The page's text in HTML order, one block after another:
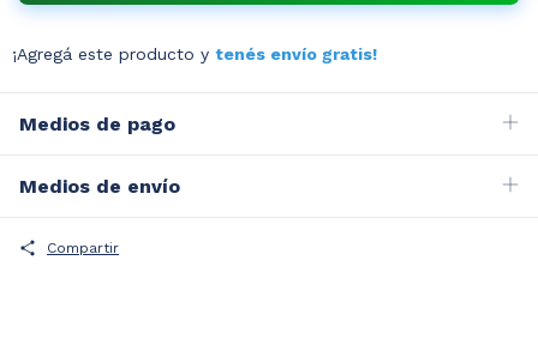
¡Agregá este producto y tenés envío gratis!
Medios de pago
Medios de envío
Compartir